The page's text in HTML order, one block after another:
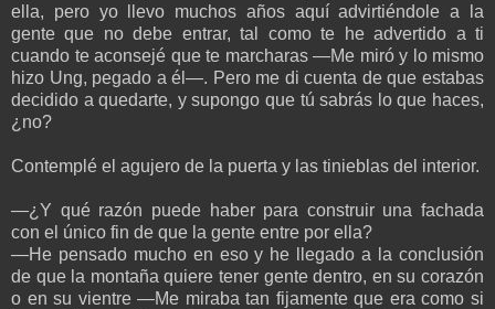
ella, pero yo llevo muchos años aquí advirtiéndole a la
gente que no debe entrar, tal como te he advertido a ti
cuando te aconsejé que te marcharas —Me miró y lo mismo
hizo Ung, pegado a él—. Pero me di cuenta de que estabas
decidido a quedarte, y supongo que tú sabrás lo que haces,
¿no?
Contemplé el agujero de la puerta y las tinieblas del interior.
—¿Y qué razón puede haber para construir una fachada
con el único fin de que la gente entre por ella?
—He pensado mucho en eso y he llegado a la conclusión
de que la montaña quiere tener gente dentro, en su corazón
o en su vientre —Me miraba tan fijamente que era como si